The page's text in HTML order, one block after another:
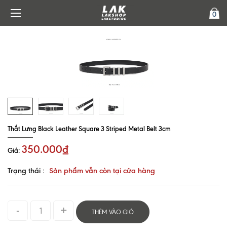
0
Thắt Lưng Black Leather Square 3 Striped Metal Belt 3cm
Giá: 350.000₫
Trạng thái : Sản phẩm vẫn còn tại cửa hàng
THÊM VÀO GIỎ